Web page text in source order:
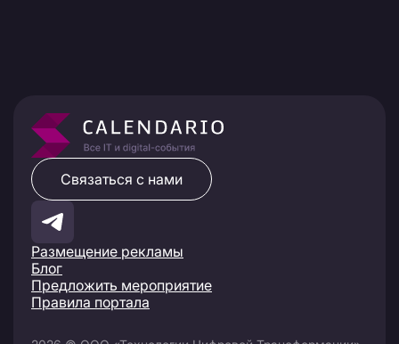
Размещение рекламы
Блог
Предложить мероприятие
Правила портала
Связаться с нами